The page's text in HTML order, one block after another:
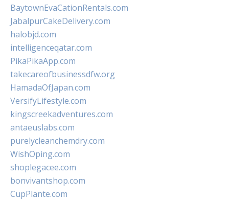
BaytownEvaCationRentals.com
JabalpurCakeDelivery.com
halobjd.com
intelligenceqatar.com
PikaPikaApp.com
takecareofbusinessdfw.org
HamadaOfJapan.com
VersifyLifestyle.com
kingscreekadventures.com
antaeuslabs.com
purelycleanchemdry.com
WishOping.com
shoplegacee.com
bonvivantshop.com
CupPlante.com